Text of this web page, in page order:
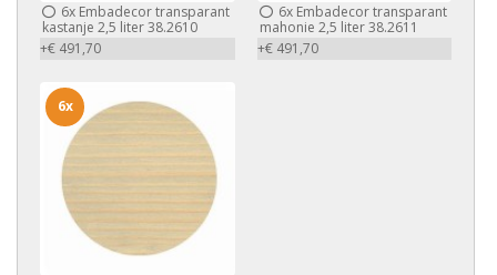
6x Embadecor transparant
kastanje 2,5 liter 38.2610
+€ 491,70
6xEmbadecor transparant
mahonie 2,5 liter 38.2611
+€ 491,70
6x